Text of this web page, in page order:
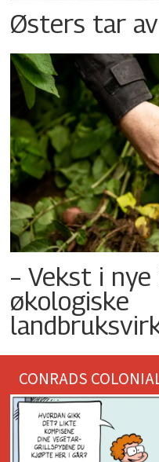
Østers tar
– Vekst i
økologiske
CONRADS